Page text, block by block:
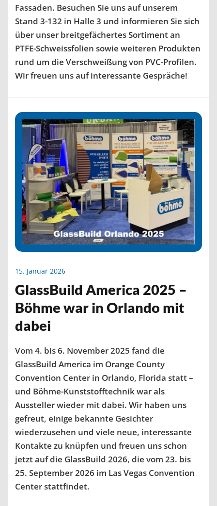
Fassaden. Besuchen Sie uns auf unserem
Stand 3-132 in Halle 3 und informieren Sie sich
über unser breitgefächertes Sortiment an
PTFE-Schweissfolien sowie weiteren Produkten
rund um die Verschweißung von PVC-Profilen.
Wir freuen uns auf interessante Gespräche!
15. Januar 2026
GlassBuild America 2025 –
Böhme war in Orlando mit
dabei
Vom 4. bis 6. November 2025 fand die
GlassBuild America im Orange County
Convention Center in Orlando, Florida statt –
und Böhme-Kunststofftechnik war als
Aussteller wieder mit dabei. Wir haben uns
gefreut, einige bekannte Gesichter
wiederzusehen und viele neue, interessante
Kontakte zu knüpfen und freuen uns schon
jetzt auf die GlassBuild 2026, die vom 23. bis
25. September 2026 im Las Vegas Convention
Center stattfindet.